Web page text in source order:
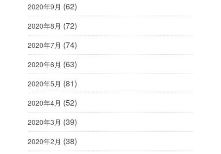
2020年9月 (62)
2020年8月 (72)
2020年7月 (74)
2020年6月 (63)
2020年5月 (81)
2020年4月 (52)
2020年3月 (39)
2020年2月 (38)